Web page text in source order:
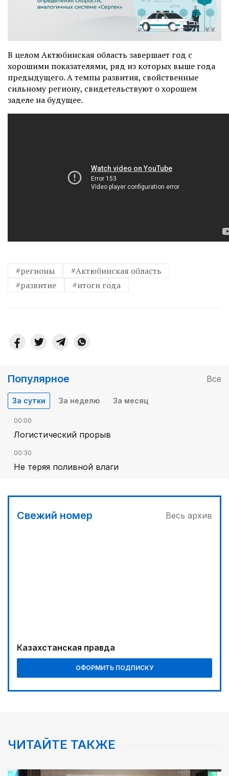
В целом Актюбинская область завершает год с
хорошими показателями, ряд из которых выше года
предыдущего. А темпы развития, свойственные
сильному региону, свидетельствуют о хорошем
заделе на будущее.
#регионы
#Актюбинская область
#развитие
#итоги года
Популярное Все
За сутки За неделю За месяц
00:00
Логистический прорыв
00:30
Не теряя поливной влаги
Свежий номер Весь архив
Казахстанская правда
ОФОРМИТЬ ПОДПИСКУ
ЧИТАЙТЕ ТАКЖЕ